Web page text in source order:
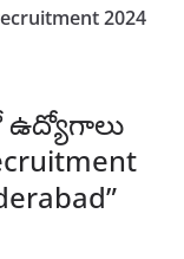
2024
ఉద్యోగాలు
”